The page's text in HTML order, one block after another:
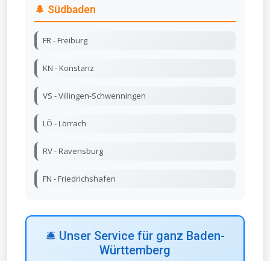
🌲 Südbaden
FR - Freiburg
KN - Konstanz
VS - Villingen-Schwenningen
LÖ - Lörrach
RV - Ravensburg
FN - Friedrichshafen
🛎️ Unser Service für ganz Baden-
Württemberg